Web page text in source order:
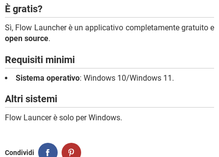
È gratis?
Sì, Flow Launcher è un applicativo completamente gratuito e
open source.
Requisiti minimi
Sistema operativo: Windows 10/Windows 11.
Altri sistemi
Flow Launcer è solo per Windows.
Condividi